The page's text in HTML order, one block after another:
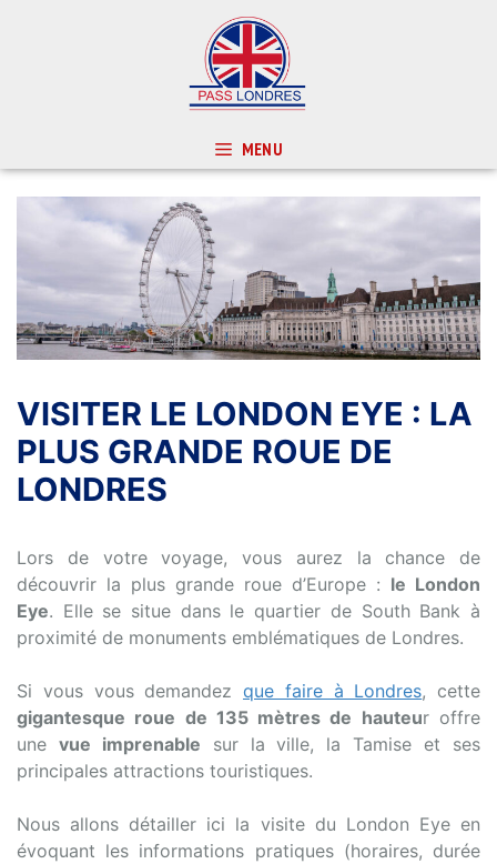
MENU
VISITER LE LONDON EYE : LA
PLUS GRANDE ROUE DE
LONDRES
Lors de votre voyage, vous aurez la chance de
découvrir la plus grande roue d’Europe : le London
Eye. Elle se situe dans le quartier de South Bank à
proximité de monuments emblématiques de Londres.
Si vous vous demandez que faire à Londres, cette
gigantesque roue de 135 mètres de hauteur offre
une vue imprenable sur la ville, la Tamise et ses
principales attractions touristiques.
Nous allons détailler ici la visite du London Eye en
évoquant les informations pratiques (horaires, durée